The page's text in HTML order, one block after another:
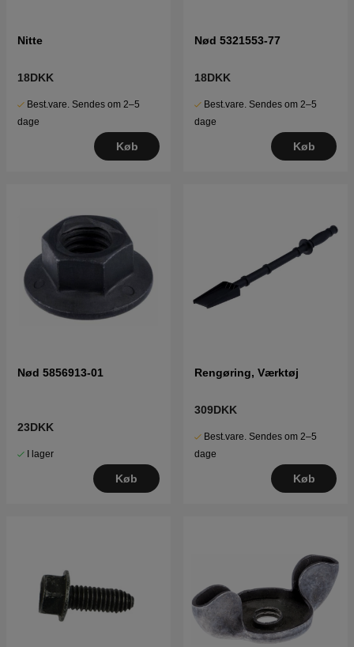
Nitte
18DKK
Best.vare. Sendes om 2–5
dage
Køb
Nød 5321553-77
18DKK
Best.vare. Sendes om 2–5
dage
Køb
Nød 5856913-01
23DKK
I lager
Køb
Rengøring, Værktøj
309DKK
Best.vare. Sendes om 2–5
dage
Køb